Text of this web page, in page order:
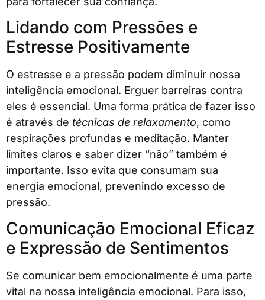
Lidando com Pressões e
Estresse Positivamente
O estresse e a pressão podem diminuir nossa
inteligência emocional. Erguer barreiras contra
eles é essencial. Uma forma prática de fazer isso
é através de técnicas de relaxamento, como
respirações profundas e meditação. Manter
limites claros e saber dizer “não” também é
importante. Isso evita que consumam sua
energia emocional, prevenindo excesso de
pressão.
Comunicação Emocional Eficaz
e Expressão de Sentimentos
Se comunicar bem emocionalmente é uma parte
vital na nossa inteligência emocional. Para isso,